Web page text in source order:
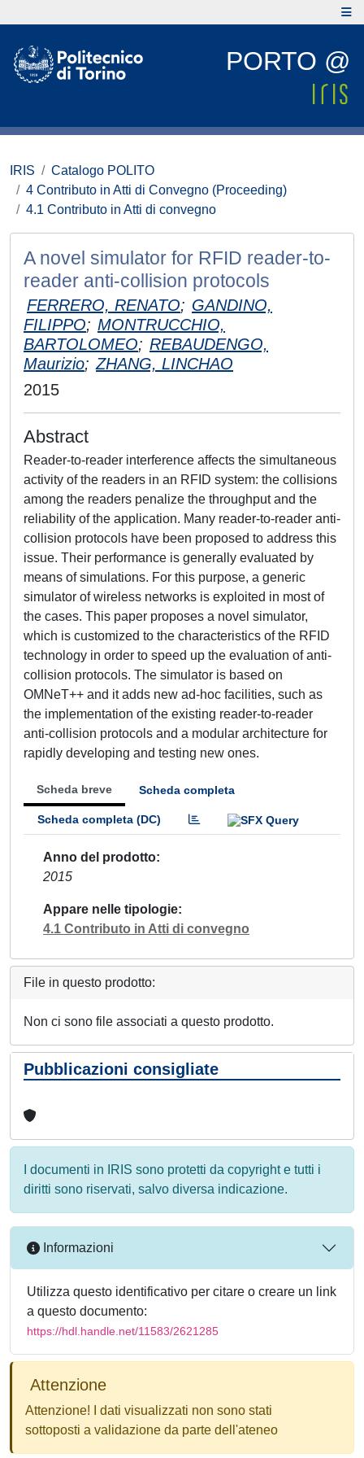
PORTO @
IRIS
Catalogo POLITO
4 Contributo in Atti di Convegno (Proceeding)
4.1 Contributo in Atti di convegno
A novel simulator for RFID reader-to-
reader anti-collision protocols
FERRERO, RENATO; GANDINO,
FILIPPO; MONTRUCCHIO,
BARTOLOMEO; REBAUDENGO,
Maurizio; ZHANG, LINCHAO
2015
Abstract
Reader-to-reader interference affects the simultaneous
activity of the readers in an RFID system: the collisions
among the readers penalize the throughput and the
reliability of the application. Many reader-to-reader anti-
collision protocols have been proposed to address this
issue. Their performance is generally evaluated by
means of simulations. For this purpose, a generic
simulator of wireless networks is exploited in most of
the cases. This paper proposes a novel simulator,
which is customized to the characteristics of the RFID
technology in order to speed up the evaluation of anti-
collision protocols. The simulator is based on
OMNeT++ and it adds new ad-hoc facilities, such as
the implementation of the existing reader-to-reader
anti-collision protocols and a modular architecture for
rapidly developing and testing new ones.
Scheda breve Scheda completa
Scheda completa (DC)
Anno del prodotto
2015
Appare nelle tipologie
4.1 Contributo in Atti di convegno
File in questo prodotto:
Non ci sono file associati a questo prodotto.
Pubblicazioni consigliate
I documenti in IRIS sono protetti da copyright e tutti i
diritti sono riservati, salvo diversa indicazione.
Informazioni
Utilizza questo identificativo per citare o creare un link
a questo documento:
https://hdl.handle.net/11583/2621285
Attenzione
Attenzione! I dati visualizzati non sono stati
sottoposti a validazione da parte dell'ateneo